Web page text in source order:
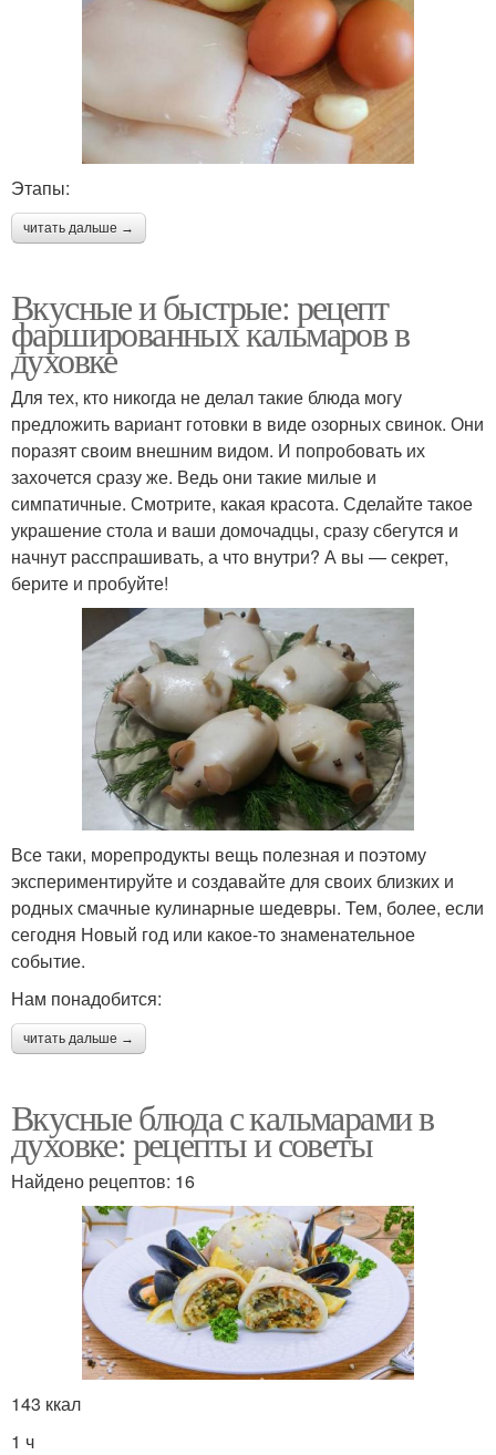
Этапы:
читать дальше →
Вкусные и быстрые: рецепт
фаршированных кальмаров в
духовке
Для тех, кто никогда не делал такие блюда могу
предложить вариант готовки в виде озорных свинок. Они
поразят своим внешним видом. И попробовать их
захочется сразу же. Ведь они такие милые и
симпатичные. Смотрите, какая красота. Сделайте такое
украшение стола и ваши домочадцы, сразу сбегутся и
начнут расспрашивать, а что внутри? А вы — секрет,
берите и пробуйте!
Все таки, морепродукты вещь полезная и поэтому
экспериментируйте и создавайте для своих близких и
родных смачные кулинарные шедевры. Тем, более, если
сегодня Новый год или какое-то знаменательное
событие.
Нам понадобится:
читать дальше →
Вкусные блюда с кальмарами в
духовке: рецепты и советы
Найдено рецептов: 16
143 ккал
1 ч